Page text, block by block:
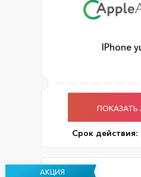
IPhone
Срок действия:
АКЦИЯ